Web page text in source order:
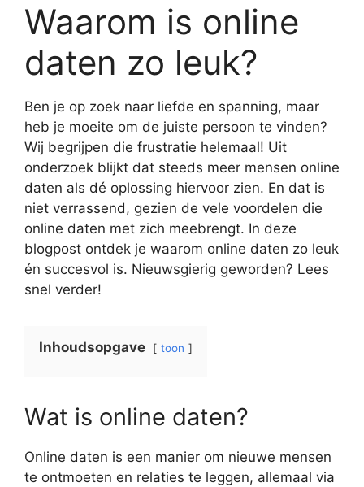
Waarom is online
daten zo leuk?
Ben je op zoek naar liefde en spanning, maar
heb je moeite om de juiste persoon te vinden?
Wij begrijpen die frustratie helemaal! Uit
onderzoek blijkt dat steeds meer mensen online
daten als dé oplossing hiervoor zien. En dat is
niet verrassend, gezien de vele voordelen die
online daten met zich meebrengt. In deze
blogpost ontdek je waarom online daten zo leuk
én succesvol is. Nieuwsgierig geworden? Lees
snel verder!
Inhoudsopgave toon
Wat is online daten?
Online daten is een manier om nieuwe mensen
te ontmoeten en relaties te leggen, allemaal via